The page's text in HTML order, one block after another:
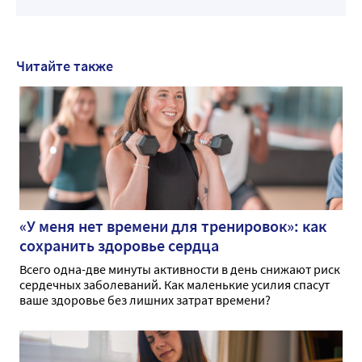
Читайте также
«У меня нет времени для тренировок»: как
сохранить здоровье сердца
Всего одна-две минуты активности в день снижают риск
сердечных заболеваний. Как маленькие усилия спасут
ваше здоровье без лишних затрат времени?